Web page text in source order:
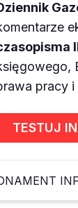
pracy
TESTUJ